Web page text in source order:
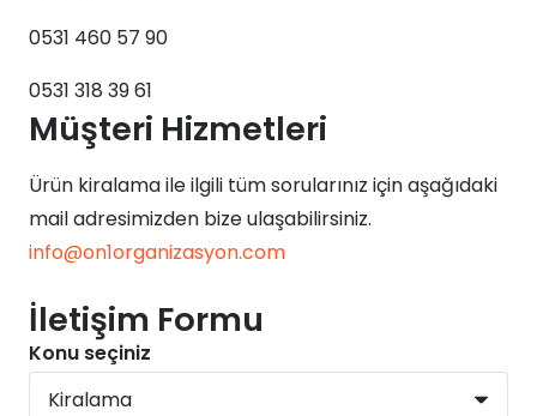
0531 460 57 90
0531 318 39 61
Müşteri Hizmetleri
Ürün kiralama ile ilgili tüm sorularınız için aşağıdaki
mail adresimizden bize ulaşabilirsiniz.
info@on1organizasyon.com
İletişim Formu
Konu seçiniz